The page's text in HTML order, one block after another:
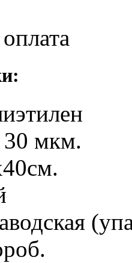
30 мкм.